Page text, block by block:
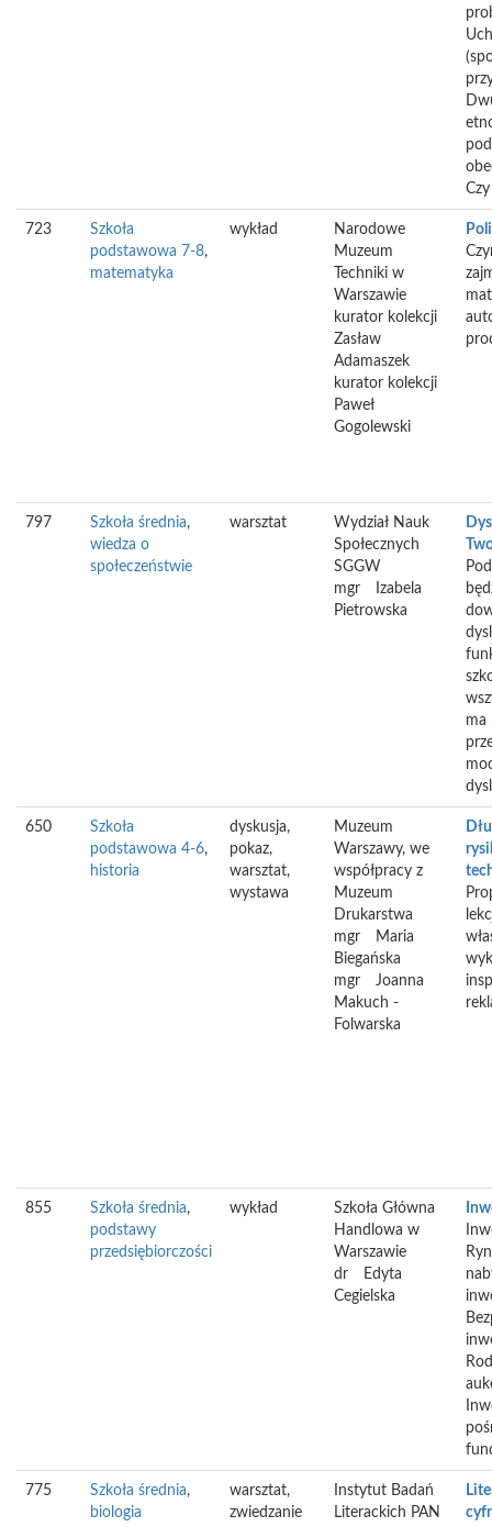
723
Szkoła
podstawowa 7-8,
matematyka
wykład
Narodowe
Muzeum
Techniki w
Warszawie
kurator kolekcji
Zasław
Adamaszek
kurator kolekcji
Paweł
Gogolewski
797 Szkoła średnia,
wiedza o
społeczeństwie
warsztat
Wydział Nauk
Społecznych
SGGW
mgr
Izabela
Pietrowska
ma
650
Szkoła
podstawowa 4-6,
historia
dyskusja,
pokaz,
warsztat,
wystawa
Muzeum
Warszawy, we
współpracy z
Muzeum
Drukarstwa
mgr
Maria
Biegańska
mgr
Joanna
Makuch -
Folwarska
855 Szkoła średnia,
podstawy
przedsiębiorczości
wykład
Szkoła Główna
Handlowa w
Warszawie
dr
Edyta
Cegielska
775 Szkoła średnia,
biologia
warsztat,
zwiedzanie
Instytut Badań
Literackich PAN